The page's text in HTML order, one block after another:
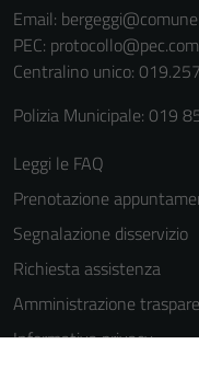
Email:
PEC:
Centralino unico:
Polizia Municipale: 019
Leggi le FAQ
Prenotazione
Segnalazione disservizio
Richiesta assistenza
Amministrazione
Informativa privacy